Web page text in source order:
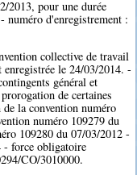
2013, pour une durée
numéro d'enregistrement :
collective de travail
le 24/03/2014. -
général et
de certaines
la convention numéro
numéro 109279 du
109280 du 07/03/2012 -
- force obligatoire
CO/3010000.